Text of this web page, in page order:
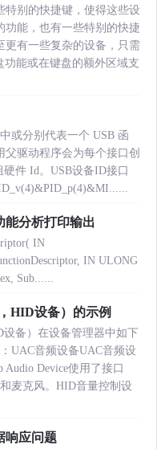
特别的快捷键，使得这些设
功能，也有一些特别的快捷
更有一些复杂的设备，只需
能或在键盘的额外区域支
或分别代表一个 USB 函
驱动程序会为每个接口创
件 Id。USB设备ID接口
能分析打印输出
IN
IN ULONG
Sub......
HID设备）的示例
备）在设备管理器中如下
UAC音频设备UAC音频设
Device使用了接口
麦克风。HID音量控制设
响应问题